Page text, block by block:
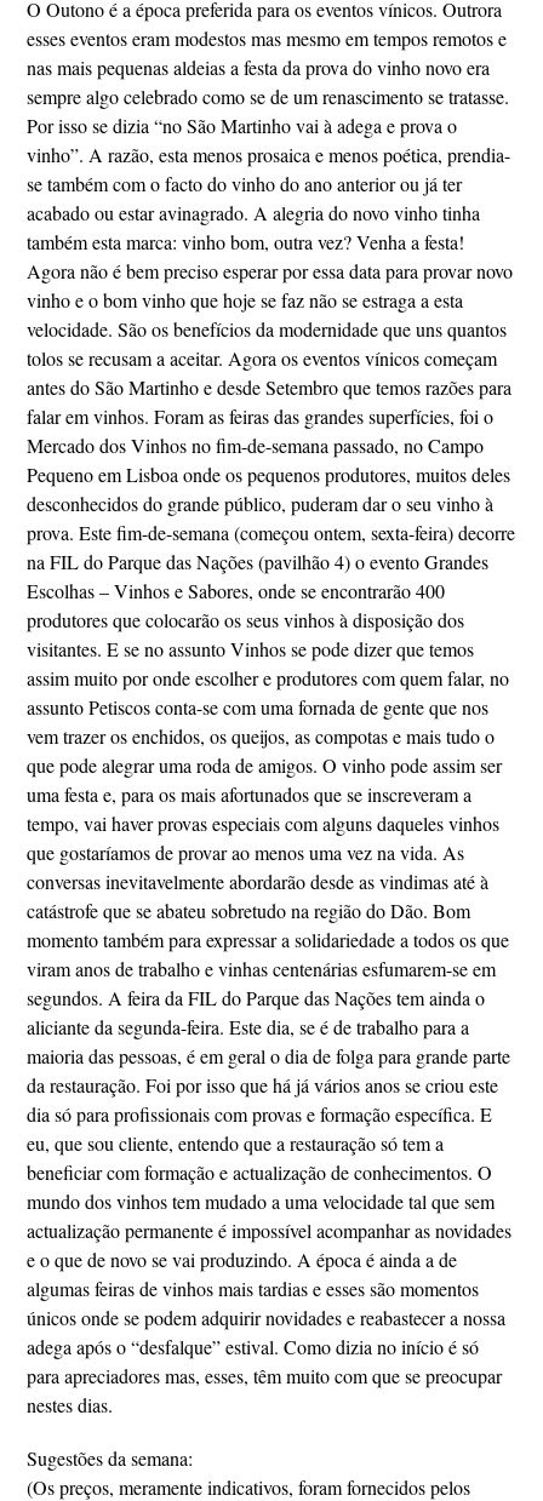
O Outono é a época preferida para os eventos vínicos. Outrora
esses eventos eram modestos mas mesmo em tempos remotos e
nas mais pequenas aldeias a festa da prova do vinho novo era
sempre algo celebrado como se de um renascimento se tratasse.
Por isso se dizia “no São Martinho vai à adega e prova o
vinho”. A razão, esta menos prosaica e menos poética, prendia-
se também com o facto do vinho do ano anterior ou já ter
acabado ou estar avinagrado. A alegria do novo vinho tinha
também esta marca: vinho bom, outra vez? Venha a festa!
Agora não é bem preciso esperar por essa data para provar novo
vinho e o bom vinho que hoje se faz não se estraga a esta
velocidade. São os benefícios da modernidade que uns quantos
tolos se recusam a aceitar. Agora os eventos vínicos começam
antes do São Martinho e desde Setembro que temos razões para
falar em vinhos. Foram as feiras das grandes superfícies, foi o
Mercado dos Vinhos no fim-de-semana passado, no Campo
Pequeno em Lisboa onde os pequenos produtores, muitos deles
desconhecidos do grande público, puderam dar o seu vinho à
prova. Este fim-de-semana (começou ontem, sexta-feira) decorre
na FIL do Parque das Nações (pavilhão 4) o evento Grandes
Escolhas – Vinhos e Sabores, onde se encontrarão 400
produtores que colocarão os seus vinhos à disposição dos
visitantes. E se no assunto Vinhos se pode dizer que temos
assim muito por onde escolher e produtores com quem falar, no
assunto Petiscos conta-se com uma fornada de gente que nos
vem trazer os enchidos, os queijos, as compotas e mais tudo o
que pode alegrar uma roda de amigos. O vinho pode assim ser
uma festa e, para os mais afortunados que se inscreveram a
tempo, vai haver provas especiais com alguns daqueles vinhos
que gostaríamos de provar ao menos uma vez na vida. As
conversas inevitavelmente abordarão desde as vindimas até à
catástrofe que se abateu sobretudo na região do Dão. Bom
momento também para expressar a solidariedade a todos os que
viram anos de trabalho e vinhas centenárias esfumarem-se em
segundos. A feira da FIL do Parque das Nações tem ainda o
aliciante da segunda-feira. Este dia, se é de trabalho para a
maioria das pessoas, é em geral o dia de folga para grande parte
da restauração. Foi por isso que há já vários anos se criou este
dia só para profissionais com provas e formação específica. E
eu, que sou cliente, entendo que a restauração só tem a
beneficiar com formação e actualização de conhecimentos. O
mundo dos vinhos tem mudado a uma velocidade tal que sem
actualização permanente é impossível acompanhar as novidades
e o que de novo se vai produzindo. A época é ainda a de
algumas feiras de vinhos mais tardias e esses são momentos
únicos onde se podem adquirir novidades e reabastecer a nossa
adega após o “desfalque” estival. Como dizia no início é só
para apreciadores mas, esses, têm muito com que se preocupar
nestes dias.
Sugestões da semana:
(Os preços, meramente indicativos, foram fornecidos pelos